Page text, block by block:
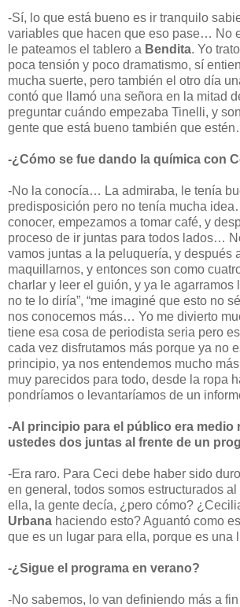
-Sí, lo que está bueno es ir tranquilo
variables que hacen que eso pase… No
le pateamos el tablero a Bendita. Yo
poca tensión y poco dramatismo, sí
mucha suerte, pero también el otro día
contó que llamó una señora en la mitad
preguntar cuándo empezaba Tinelli, y
gente que está bueno también que
-¿Cómo se fue dando la química con
-No la conocía… La admiraba, le tenía
predisposición pero no tenía mucha
conocer, empezamos a tomar café, y
proceso de ir juntas para todos lados…
vamos juntas a la peluquería, y después
maquillarnos, y entonces son como
charlar y leer el guión, y ya le agarramos
no te lo diría”, “me imaginé que esto no
nos conocemos más… Yo me divierto
tiene esa cosa de periodista seria pero
cada vez disfrutamos más porque ya no
principio, ya nos entendemos mucho
muy parecidos para todo, desde la ropa
pondríamos o levantaríamos de un
-Al principio para el público era medio
ustedes dos juntas al frente de un
-Era raro. Para Ceci debe haber sido
en general, todos somos estructurados
ella, la gente decía, ¿pero cómo?
Urbana haciendo esto? Aguantó como
que es un lugar para ella, porque es una
-¿Sigue el programa en verano?
-No sabemos, lo van definiendo más a